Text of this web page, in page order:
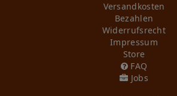
Versandkosten
Bezahlen
Widerrufs­recht
Impressum
Store
FAQ
Jobs